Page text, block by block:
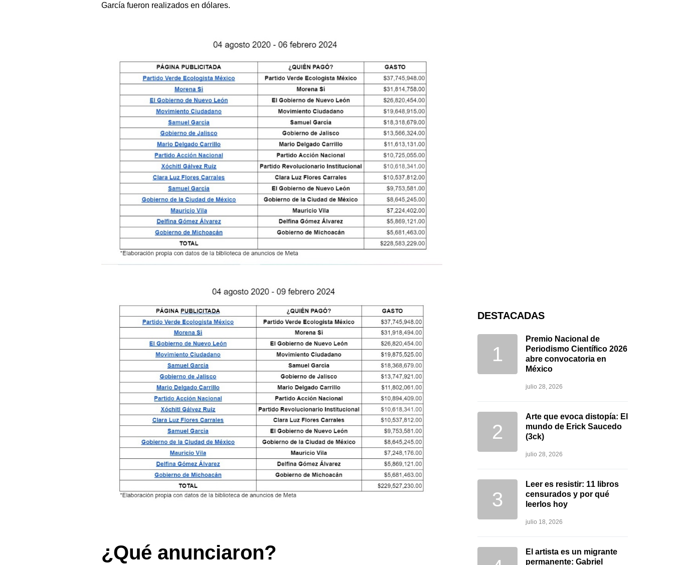
García fueron realizados en dólares.
¿Qué anunciaron?
DESTACADAS
Premio Nacional de
Periodismo Científico 2026
abre convocatoria en
México
julio 28, 2026
Arte que evoca distopía: El
mundo de Erick Saucedo
(3ck)
julio 28, 2026
Leer es resistir: 11 libros
censurados y por qué
leerlos hoy
julio 18, 2026
El artista es un migrante
permanente: Gabriel